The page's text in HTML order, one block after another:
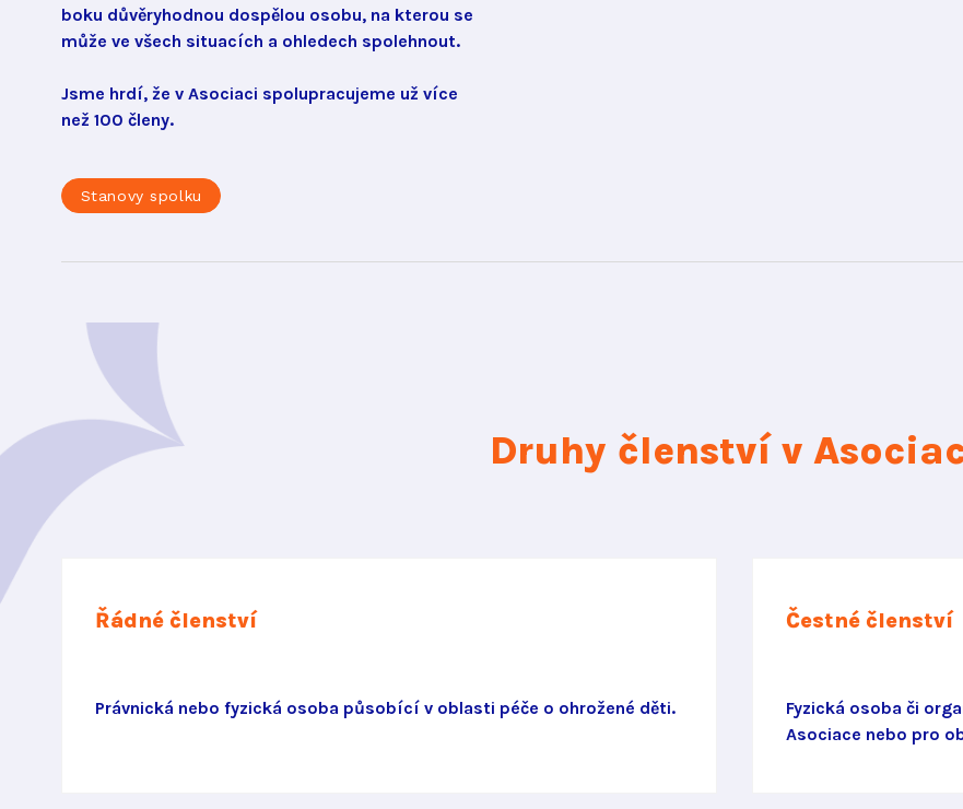
boku důvěryhodnou dospělou osobu, na kterou se
může ve všech situacích a ohledech spolehnout.
Jsme hrdí, že v Asociaci spolupracujeme už více
než 100 členy.
Stanovy spolku
Druhy členství v
Řádné členství
Právnická nebo fyzická osoba působící v oblasti péče o ohrožené děti.
Čestné členství
Fyzická osoba či
Asociace nebo pro